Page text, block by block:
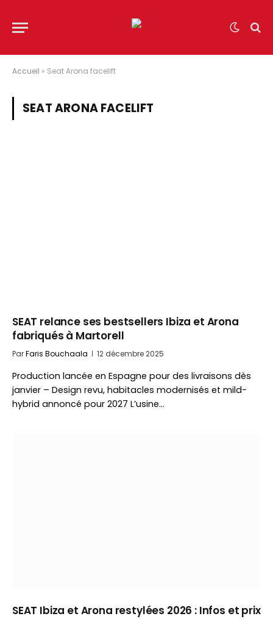
Accueil » Seat Arona facelift
SEAT ARONA FACELIFT
SEAT relance ses bestsellers Ibiza et Arona
fabriqués à Martorell
ParFaris Bouchaala 12 décembre 2025
Production lancée en Espagne pour des livraisons dès
janvier – Design revu, habitacles modernisés et mild-
hybrid annoncé pour 2027 L’usine…
SEAT Ibiza et Arona restylées 2026 : Infos et prix